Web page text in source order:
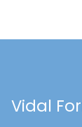
Vidal